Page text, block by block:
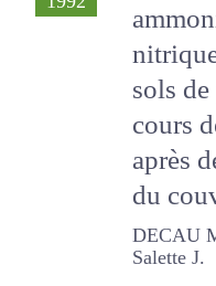
#132
Suivi
sols
cours
et